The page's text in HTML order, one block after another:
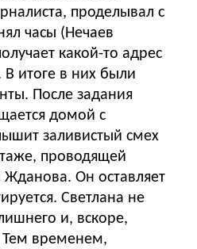
проделывал с
часы (Нечаев
какой-то адрес
В итоге в них были
После задания
домой с
заливистый смех
проводящей
Он оставляет
Светлана не
и, вскоре,
временем,